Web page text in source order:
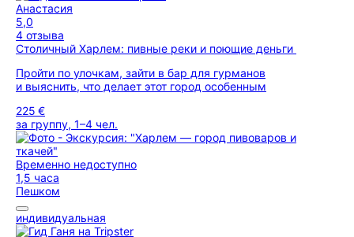
Анастасия
5,0
4 отзыва
Столичный Харлем: пивные реки и поющие деньги
Пройти по улочкам, зайти в бар для гурманов
и выяснить, что делает этот город особенным
225 €
за группу, 1–4 чел.
Временно недоступно
1,5 часа
Пешком
индивидуальная